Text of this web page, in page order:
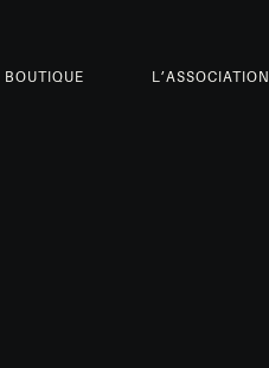
BOUTIQUE L’ASSOCIATION